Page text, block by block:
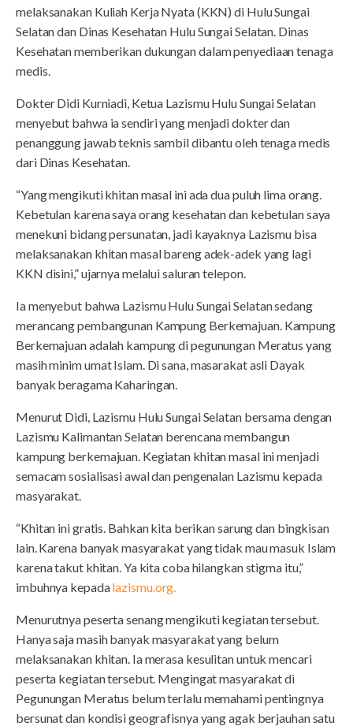
melaksanakan Kuliah Kerja Nyata (KKN) di Hulu Sungai
Selatan dan Dinas Kesehatan Hulu Sungai Selatan. Dinas
Kesehatan memberikan dukungan dalam penyediaan tenaga
medis.
Dokter Didi Kurniadi, Ketua Lazismu Hulu Sungai Selatan
menyebut bahwa ia sendiri yang menjadi dokter dan
penanggung jawab teknis sambil dibantu oleh tenaga medis
dari Dinas Kesehatan.
“Yang mengikuti khitan masal ini ada dua puluh lima orang.
Kebetulan karena saya orang kesehatan dan kebetulan saya
menekuni bidang persunatan, jadi kayaknya Lazismu bisa
melaksanakan khitan masal bareng adek-adek yang lagi
KKN disini,” ujarnya melalui saluran telepon.
Ia menyebut bahwa Lazismu Hulu Sungai Selatan sedang
merancang pembangunan Kampung Berkemajuan. Kampung
Berkemajuan adalah kampung di pegunungan Meratus yang
masih minim umat Islam. Di sana, masarakat asli Dayak
banyak beragama Kaharingan.
Menurut Didi, Lazismu Hulu Sungai Selatan bersama dengan
Lazismu Kalimantan Selatan berencana membangun
kampung berkemajuan. Kegiatan khitan masal ini menjadi
semacam sosialisasi awal dan pengenalan Lazismu kepada
masyarakat.
“Khitan ini gratis. Bahkan kita berikan sarung dan bingkisan
lain. Karena banyak masyarakat yang tidak mau masuk Islam
karena takut khitan. Ya kita coba hilangkan stigma itu,”
imbuhnya kepadalazismu.org.
Menurutnya peserta senang mengikuti kegiatan tersebut.
Hanya saja masih banyak masyarakat yang belum
melaksanakan khitan. Ia merasa kesulitan untuk mencari
peserta kegiatan tersebut. Mengingat masyarakat di
Pegunungan Meratus belum terlalu memahami pentingnya
bersunat dan kondisi geografisnya yang agak berjauhan satu